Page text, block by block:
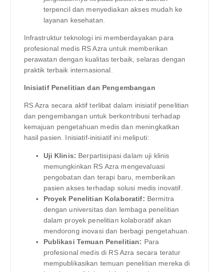
terpencil dan menyediakan akses mudah ke
layanan kesehatan.
Infrastruktur teknologi ini memberdayakan para
profesional medis RS Azra untuk memberikan
perawatan dengan kualitas terbaik, selaras dengan
praktik terbaik internasional.
Inisiatif Penelitian dan Pengembangan
RS Azra secara aktif terlibat dalam inisiatif penelitian
dan pengembangan untuk berkontribusi terhadap
kemajuan pengetahuan medis dan meningkatkan
hasil pasien. Inisiatif-inisiatif ini meliputi:
Uji Klinis: Berpartisipasi dalam uji klinis
memungkinkan RS Azra mengevaluasi
pengobatan dan terapi baru, memberikan
pasien akses terhadap solusi medis inovatif.
Proyek Penelitian Kolaboratif: Bermitra
dengan universitas dan lembaga penelitian
dalam proyek penelitian kolaboratif akan
mendorong inovasi dan berbagi pengetahuan.
Publikasi Temuan Penelitian: Para
profesional medis di RS Azra secara teratur
mempublikasikan temuan penelitian mereka di